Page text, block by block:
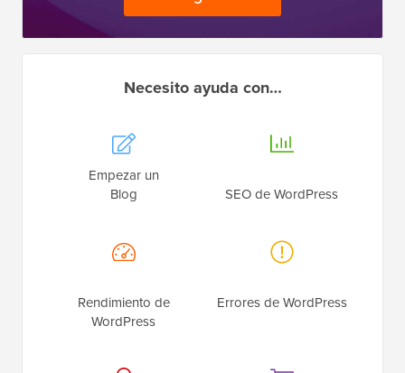
Necesito ayuda con…
Empezar un
Blog
SEO de WordPress
Rendimiento de
WordPress
Errores de WordPress